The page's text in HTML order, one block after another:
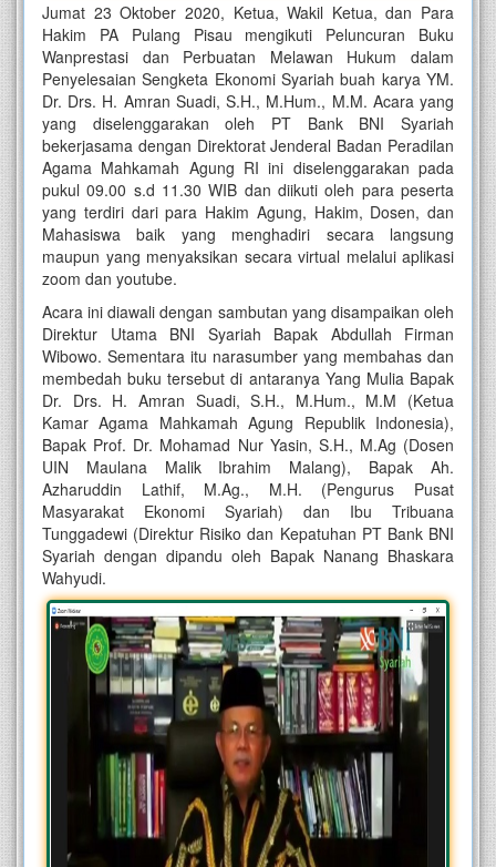
Jumat 23 Oktober 2020, Ketua, Wakil Ketua, dan Para
Hakim PA Pulang Pisau mengikuti Peluncuran Buku
Wanprestasi dan Perbuatan Melawan Hukum dalam
Penyelesaian Sengketa Ekonomi Syariah buah karya YM.
Dr. Drs. H. Amran Suadi, S.H., M.Hum., M.M. Acara yang
yang diselenggarakan oleh PT Bank BNI Syariah
bekerjasama dengan Direktorat Jenderal Badan Peradilan
Agama Mahkamah Agung RI ini diselenggarakan pada
pukul 09.00 s.d 11.30 WIB dan diikuti oleh para peserta
yang terdiri dari para Hakim Agung, Hakim, Dosen, dan
Mahasiswa baik yang menghadiri secara langsung
maupun yang menyaksikan secara virtual melalui aplikasi
zoom dan youtube.
Acara ini diawali dengan sambutan yang disampaikan oleh
Direktur Utama BNI Syariah Bapak Abdullah Firman
Wibowo. Sementara itu narasumber yang membahas dan
membedah buku tersebut di antaranya Yang Mulia Bapak
Dr. Drs. H. Amran Suadi, S.H., M.Hum., M.M (Ketua
Kamar Agama Mahkamah Agung Republik Indonesia),
Bapak Prof. Dr. Mohamad Nur Yasin, S.H., M.Ag (Dosen
UIN Maulana Malik Ibrahim Malang), Bapak Ah.
Azharuddin Lathif, M.Ag., M.H. (Pengurus Pusat
Masyarakat Ekonomi Syariah) dan Ibu Tribuana
Tunggadewi (Direktur Risiko dan Kepatuhan PT Bank BNI
Syariah dengan dipandu oleh Bapak Nanang Bhaskara
Wahyudi.